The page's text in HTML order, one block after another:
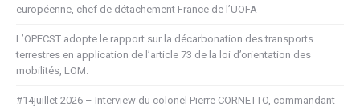
européenne, chef de détachement France de l’UOFA
L’OPECST adopte le rapport sur la décarbonation des transports
terrestres en application de l’article 73 de la loi d’orientation des
mobilités, LOM.
#14juillet 2026 – Interview du colonel Pierre CORNETTO, commandant